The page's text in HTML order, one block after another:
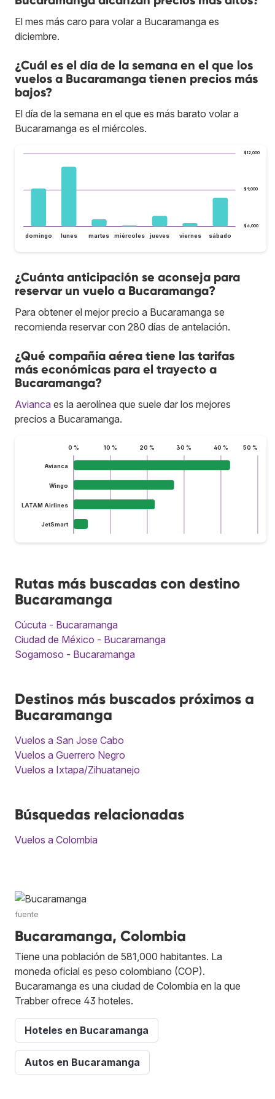
El mes más caro para volar a Bucaramanga es
diciembre.
¿Cuál es el día de la semana en el que los
vuelos a Bucaramanga tienen precios más
bajos?
El día de la semana en el que es más barato volar a
Bucaramanga es el miércoles.
$6,000
$9,000
$12,000
domingo lunes martes miércoles jueves viernes sábado
¿Cuánta anticipación se aconseja para
reservar un vuelo a Bucaramanga?
Para obtener el mejor precio a Bucaramanga se
recomienda reservar con 280 días de antelación.
¿Qué compañía aérea tiene las tarifas
más económicas para el trayecto a
Bucaramanga?
Avianca es la aerolínea que suele dar los mejores
precios a Bucaramanga.
0 % 10 % 20 % 30 % 40 % 50 %
Avianca
Wingo
LATAM Airlines
JetSmart
Rutas más buscadas con destino
Bucaramanga
Cúcuta - Bucaramanga
Ciudad de México - Bucaramanga
Sogamoso - Bucaramanga
Destinos más buscados próximos a
Bucaramanga
Vuelos a San Jose Cabo
Vuelos a Guerrero Negro
Vuelos a Ixtapa/Zihuatanejo
Búsquedas relacionadas
Vuelos a Colombia
fuente
Bucaramanga, Colombia
Tiene una población de 581,000 habitantes. La
moneda oficial es peso colombiano (COP).
Bucaramanga es una ciudad de Colombia en la que
Trabber ofrece 43 hoteles.
Hoteles en Bucaramanga
Autos en Bucaramanga